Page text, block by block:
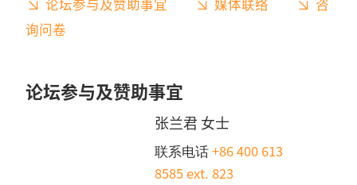
论坛参与及赞助事宜 媒体联络
咨
询问卷
论坛参与及赞助事宜
张兰君 女士
联系电话 +86 400 613
8585 ext. 823